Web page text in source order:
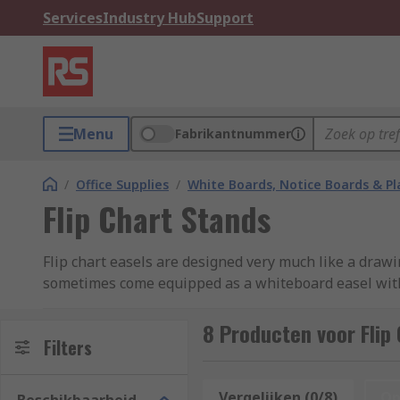
ServicesIndustry HubSupport
Menu Fabrikantnummer
/ Office Supplies / White Boards, Notice Boards &
Flip Chart Stands
Flip chart easels are designed very much like a
sometimes come equipped as a whiteboard easel
• Shelving trays near the bottom of the board to
Filters 8 Producten voor Flip